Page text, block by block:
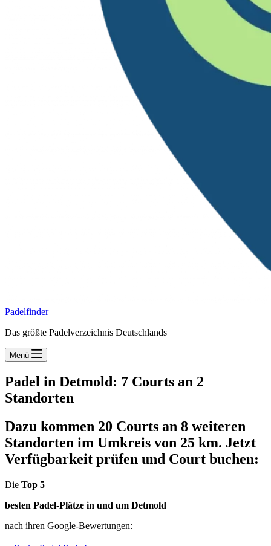
Padelfinder
Das größte Padelverzeichnis Deutschlands
Menü
Padel in Detmold: 7 Courts an 2
Standorten
Dazu kommen 20 Courts an 8 weiteren
Standorten im Umkreis von 25 km. Jetzt
Verfügbarkeit prüfen und Court buchen:
Die Top 5
besten Padel-Plätze in und um Detmold
nach ihren Google-Bewertungen: